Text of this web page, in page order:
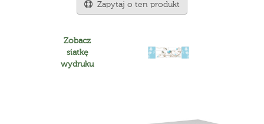
Zapytaj o ten produkt
Zobacz
siatkę
wydruku